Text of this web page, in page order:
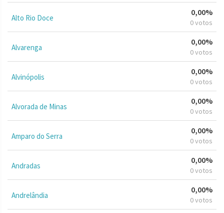
Alto Rio Doce
0,00%
0 votos
Alvarenga
0,00%
0 votos
Alvinópolis
0,00%
0 votos
Alvorada de Minas
0,00%
0 votos
Amparo do Serra
0,00%
0 votos
Andradas
0,00%
0 votos
Andrelândia
0,00%
0 votos